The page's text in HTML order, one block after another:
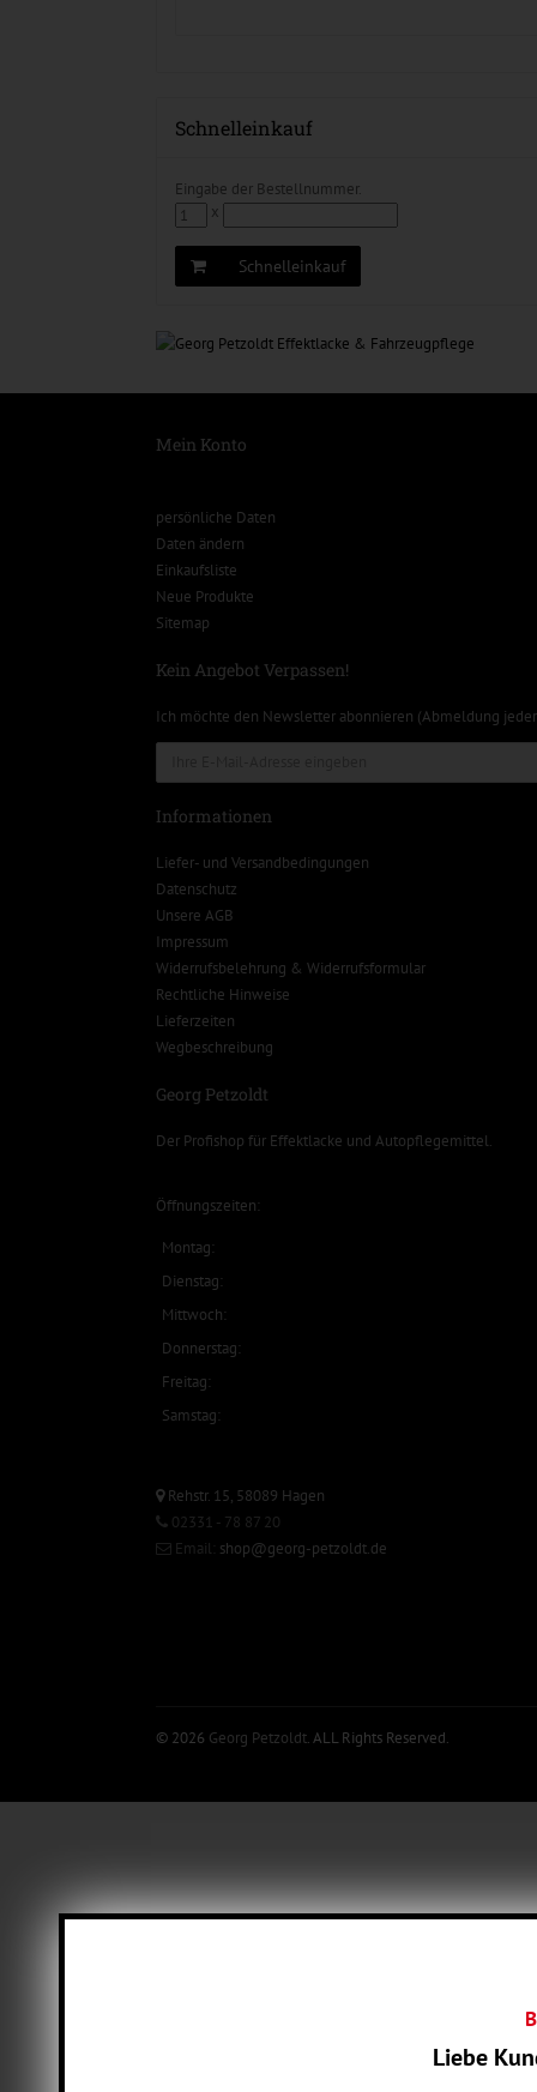
Schnelleinkauf
Eingabe der Bestellnummer.
x
Schnelleinkauf
Mein Konto
persönliche Daten
Daten ändern
Einkaufsliste
Neue Produkte
Sitemap
Kein Angebot Verpassen!
Ich möchte den Newsletter abonnieren (Abmeldung
Informationen
Liefer- und Versandbedingungen
Datenschutz
Unsere AGB
Impressum
Widerrufsbelehrung & Widerrufsformular
Rechtliche Hinweise
Lieferzeiten
Wegbeschreibung
Georg Petzoldt
Der Profishop für Effektlacke und Autopflegemittel.
Öffnungszeiten:
Montag:
Dienstag:
Mittwoch:
Donnerstag:
Freitag:
Samstag:
Rehstr. 15, 58089 Hagen
02331 - 78 87 20
Email: shop@georg-petzoldt.de
© 2026 Georg Petzoldt. ALL Rights Reserved.
Liebe